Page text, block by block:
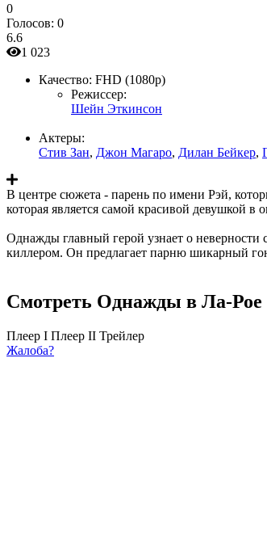
0
Голосов: 0
6.6
1 023
Качество: FHD (1080p)
Режиссер:
Шейн Эткинсон
Актеры:
Стив Зан, Джон Магаро, Дилан Бейкер,
В центре сюжета - парень по имени Рэй,
которая является самой красивой девушкой в
Однажды главный герой узнает о
киллером. Он предлагает парню шикарный
Смотреть Однажды в Ла-Рое
Плеер I Плеер II Трейлер
Жалоба?